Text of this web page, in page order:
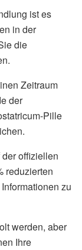
ist es
in der
die
Zeitraum
der
Pille
offiziellen
reduzierten
zu
werden, aber
Ihre